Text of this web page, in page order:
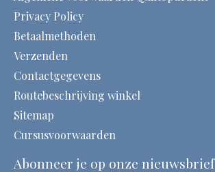
Privacy Policy
Betaalmethoden
Verzenden
Contactgegevens
Routebeschrijving winkel
Sitemap
Cursusvoorwaarden
Abonneer je op onze nieuwsbrief